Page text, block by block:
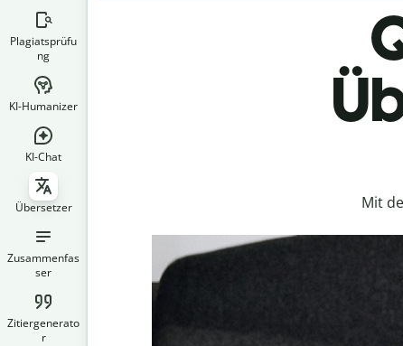
Plagiatsprüfu
ng
KI-Humanizer
KI-Chat
Übersetzer
Zusammenfas
ser
Zitiergenerato
r
Mit